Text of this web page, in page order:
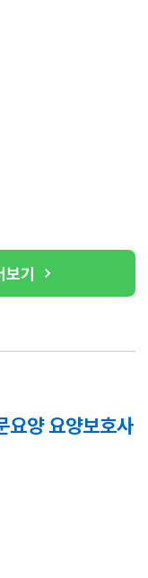
보기
양 요양보호사